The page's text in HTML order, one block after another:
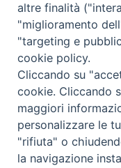
03100 Frosinone
tel. 0775.290973 -
SEGUICI SU
altre finalità
"miglioramento
"targeting e
cookie policy.
Cliccando su
cookie. Cliccando
maggiori
personalizzare le
"rifiuta" o
la navigazione